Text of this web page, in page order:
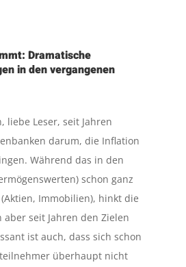
Dramatische
in den vergangenen
liebe Leser, seit Jahren
darum, die Inflation
Während das in den
schon ganz
Immobilien), hinkt die
seit Jahren den Zielen
ist auch, dass sich schon
überhaupt nicht